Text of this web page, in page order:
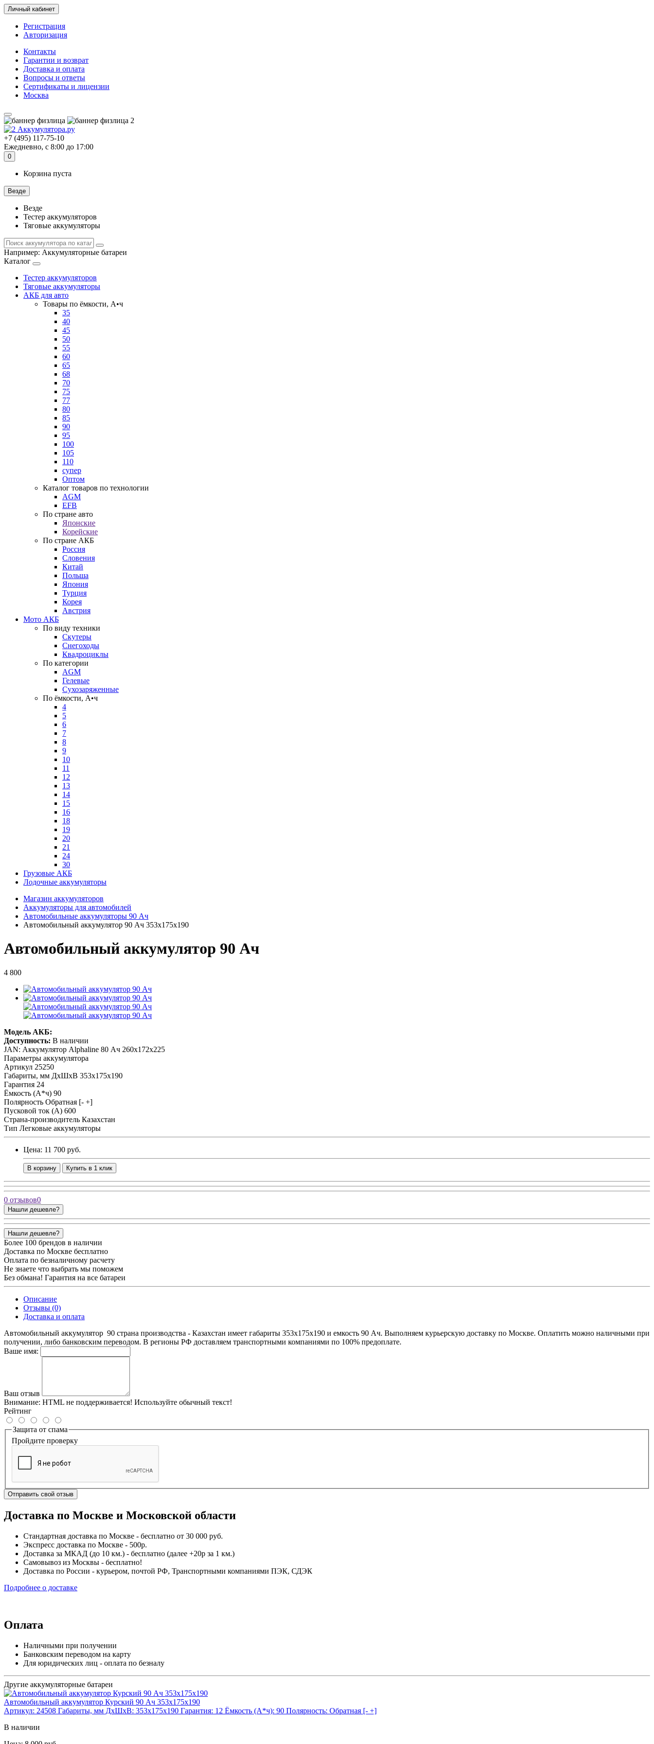
Личный кабинет
Регистрация
Авторизация
Контакты
Гарантии и возврат
Доставка и оплата
Вопросы и ответы
Сертификаты и лицензии
Москва
+7 (495) 117-75-10
Ежедневно, с 8:00 до 17:00
0
Корзина пуста
Везде
Везде
Тестер аккумуляторов
Тяговые аккумуляторы
Например: Аккумуляторные батареи
Каталог
Тестер аккумуляторов
Тяговые аккумуляторы
АКБ для авто
Товары по ёмкости, А•ч
35
40
45
50
55
60
65
68
70
75
77
80
85
90
95
100
105
110
супер
Оптом
Каталог товаров по технологии
AGM
EFB
По стране авто
Японские
Корейские
По стране АКБ
Россия
Словения
Китай
Польша
Япония
Турция
Корея
Австрия
Мото АКБ
По виду техники
Скутеры
Снегоходы
Квадроциклы
По категории
AGM
Гелевые
Сухозаряженные
По ёмкости, А•ч
4
5
6
7
8
9
10
11
12
13
14
15
16
18
19
20
21
24
30
Грузовые АКБ
Лодочные аккумуляторы
Магазин аккумуляторов
Аккумуляторы для автомобилей
Автомобильные аккумуляторы 90 Ач
Автомобильный аккумулятор 90 Ач 353x175x190
Автомобильный аккумулятор 90 Ач
4 800
Модель АКБ:
Доступность: В наличии
JAN: Аккумулятор Alphaline 80 Ач 260x172x225
Параметры аккумулятора
Артикул 25250
Габариты, мм ДхШхВ 353x175x190
Гарантия 24
Ёмкость (А*ч) 90
Полярность Обратная [- +]
Пусковой ток (А) 600
Страна-производитель Казахстан
Тип Легковые аккумуляторы
Цена: 11 700 руб.
В корзину Купить в 1 клик
0 отзывов0
Нашли дешевле?
Нашли дешевле?
Более 100 брендов в наличии
Доставка по Москве бесплатно
Оплата по безналичному расчету
Не знаете что выбрать мы поможем
Без обмана! Гарантия на все батареи
Описание
Отзывы (0)
Доставка и оплата
Автомобильный аккумулятор 90 страна производства - Казахстан имеет габариты 353x175x190 и емкость 90 Ач. Выполняем курьерскую доставку по Москве. Оплатить можно наличными при
получении, либо банковским переводом. В регионы РФ доставляем транспортными компаниями по 100% предоплате.
Ваше имя:
Ваш отзыв
Внимание: HTML не поддерживается! Используйте обычный текст!
Рейтинг
Защита от спама
Пройдите проверку
Отправить свой отзыв
Доставка по Москве и Московской области
Стандартная доставка по Москве - бесплатно от 30 000 руб.
Экспресс доставка по Москве - 500р.
Доставка за МКАД (до 10 км.) - бесплатно (далее +20р за 1 км.)
Самовывоз из Москвы - бесплатно!
Доставка по России - курьером, почтой РФ, Транспортными компаниями ПЭК, СДЭК
Подробнее о доставке
Оплата
Наличными при получении
Банковским переводом на карту
Для юридических лиц - оплата по безналу
Другие аккумуляторные батареи
Автомобильный аккумулятор Курский 90 Ач 353x175x190
Артикул: 24508 Габариты, мм ДхШхВ: 353x175x190 Гарантия: 12 Ёмкость (А*ч): 90 Полярность: Обратная [- +]
В наличии